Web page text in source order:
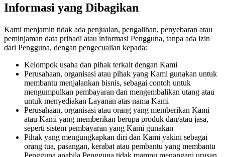
Informasi yang Dibagikan
Kami menjamin tidak ada penjualan, pengalihan, penyebaran atau
peminjaman data pribadi atau informasi Pengguna, tanpa ada izin
dari Pengguna, dengan pengecualian kepada:
Kelompok usaha dan pihak terkait dengan Kami
Perusahaan, organisasi atau pihak yang Kami gunakan untuk
membantu menjalankan bisnis, sebagai contoh untuk
mengumpulkan pembayaran dan mengembalikan utang atau
untuk menyediakan Layanan atas nama Kami
Perusahaan, organisasi atau orang yang memberikan Kami
atau Kami yang memberikan berupa produk dan/atau jasa,
seperti sistem pembayaran yang Kami gunakan
Pihak yang mengungkapkan diri dan Kami yakini sebagai
orang tua, pasangan, kerabat atau pembantu yang membantu